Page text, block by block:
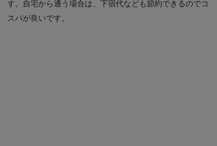
す。自宅から通う場合は、下宿代なども節約できるのでコ
スパが良いです。